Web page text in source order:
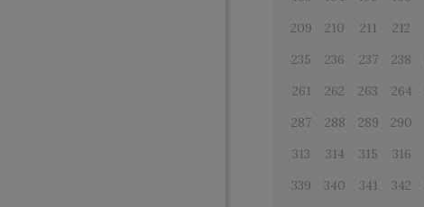
209
210 211 212
235
236 237 238
261
262 263 264
287
288 289 290
313
314 315 316
339
340 341 342